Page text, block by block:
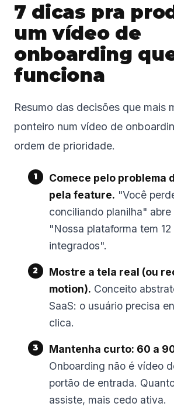
7 dicas pra
um vídeo de
onboarding
funciona
Resumo das decisões que mais
ponteiro num vídeo de
ordem de prioridade.
Comece pelo problema
pela feature. "Você
conciliando planilha"
"Nossa plataforma tem
integrados".
Mostre a tela real (ou
motion). Conceito
SaaS: o usuário precisa
clica.
Mantenha curto: 60 a
Onboarding não é vídeo
portão de entrada.
assiste, mais cedo ativa.